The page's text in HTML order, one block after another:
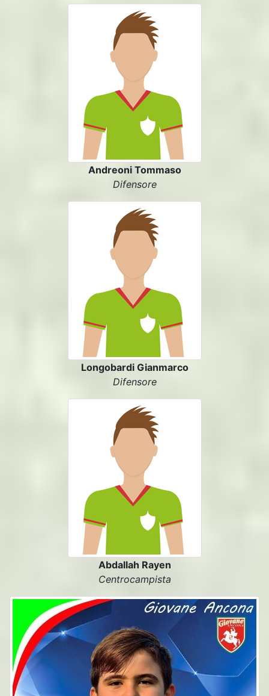
Andreoni Tommaso
Difensore
Longobardi Gianmarco
Difensore
Abdallah Rayen
Centrocampista